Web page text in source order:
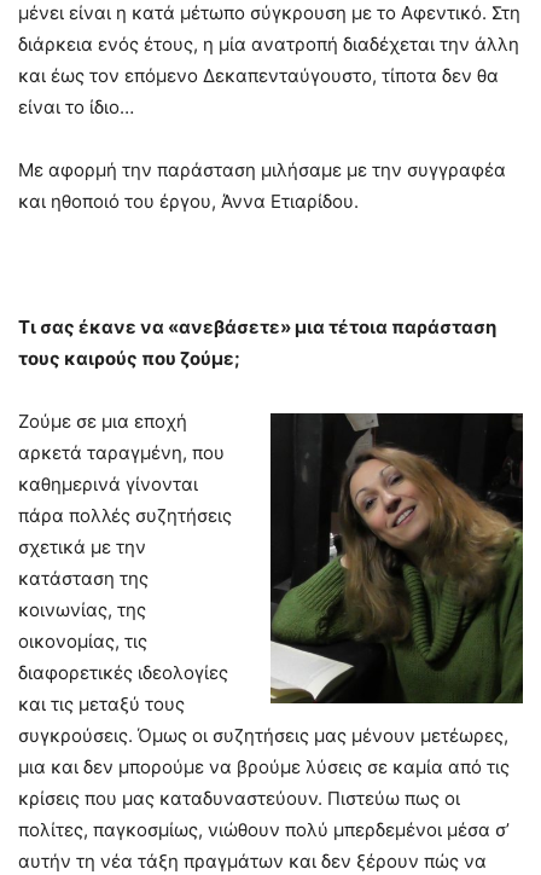
μένει είναι η κατά μέτωπο σύγκρουση με το Αφεντικό. Στη
διάρκεια ενός έτους, η μία ανατροπή διαδέχεται την άλλη
και έως τον επόμενο Δεκαπενταύγουστο, τίποτα δεν θα
είναι το ίδιο…
Με αφορμή την παράσταση μιλήσαμε με την συγγραφέα
και ηθοποιό του έργου, Άννα Ετιαρίδου.
Τι σας έκανε να «ανεβάσετε» μια τέτοια παράσταση
τους καιρούς που ζούμε;
Ζούμε σε μια εποχή
αρκετά ταραγμένη, που
καθημερινά γίνονται
πάρα πολλές συζητήσεις
σχετικά με την
κατάσταση της
κοινωνίας, της
οικονομίας, τις
διαφορετικές ιδεολογίες
και τις μεταξύ τους
συγκρούσεις. Όμως οι συζητήσεις μας μένουν μετέωρες,
μια και δεν μπορούμε να βρούμε λύσεις σε καμία από τις
κρίσεις που μας καταδυναστεύουν. Πιστεύω πως οι
πολίτες, παγκοσμίως, νιώθουν πολύ μπερδεμένοι μέσα σ’
αυτήν τη νέα τάξη πραγμάτων και δεν ξέρουν πώς να